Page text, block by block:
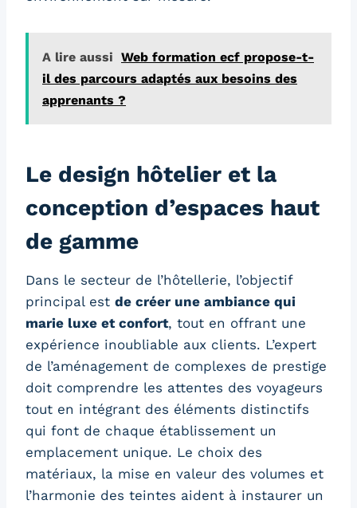
A lire aussi Web formation ecf propose-t-
il des parcours adaptés aux besoins des
apprenants ?
Le design hôtelier et la
conception d’espaces haut
de gamme
Dans le secteur de l’hôtellerie, l’objectif
principal est de créer une ambiance qui
marie luxe et confort, tout en offrant une
expérience inoubliable aux clients. L’expert
de l’aménagement de complexes de prestige
doit comprendre les attentes des voyageurs
tout en intégrant des éléments distinctifs
qui font de chaque établissement un
emplacement unique. Le choix des
matériaux, la mise en valeur des volumes et
l’harmonie des teintes aident à instaurer un